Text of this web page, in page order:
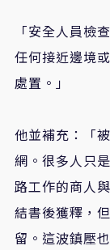
「安全人員檢
任何接近邊境
處置。」
他並補充：「
網。很多人只
路工作的商人
結書後獲釋，
留。這波鎮壓